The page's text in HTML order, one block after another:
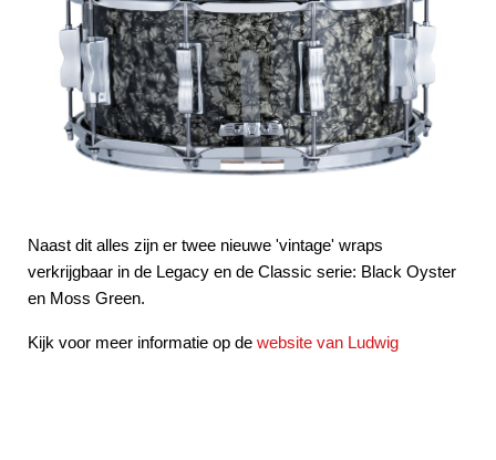
Naast dit alles zijn er twee nieuwe 'vintage' wraps
verkrijgbaar in de Legacy en de Classic serie: Black Oyster
en Moss Green.
Kijk voor meer informatie op de website van Ludwig